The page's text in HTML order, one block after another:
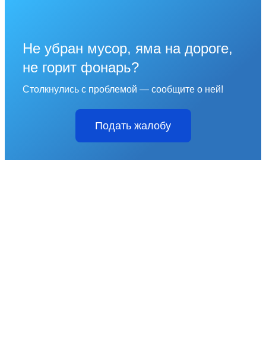
Не убран мусор, яма на дороге,
не горит фонарь?
Столкнулись с проблемой — сообщите о ней!
Подать жалобу